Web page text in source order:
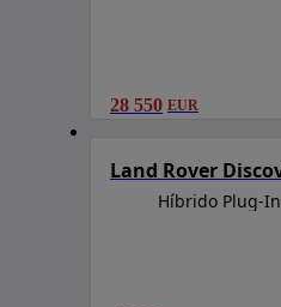
28 550 EUR
Híbrido Plug-In